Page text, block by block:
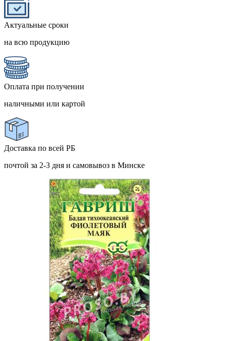
Актуальные сроки
на всю продукцию
Оплата при получении
наличными или картой
Доставка по всей РБ
почтой за 2-3 дня и самовывоз в Минске